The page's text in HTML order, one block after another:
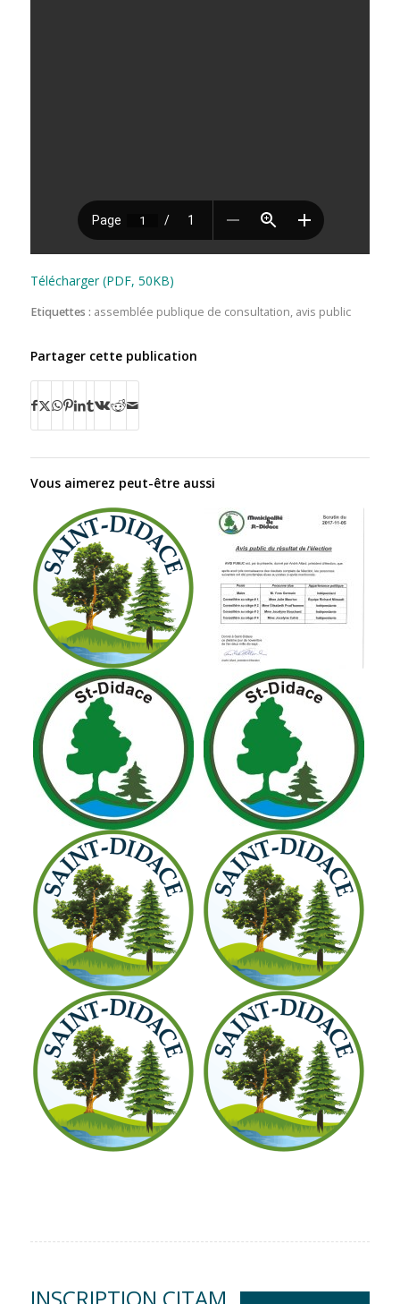
Télécharger (PDF, 50KB)
Etiquettes : assemblée publique de consultation, avis public
Partager cette publication
Vous aimerez peut-être aussi